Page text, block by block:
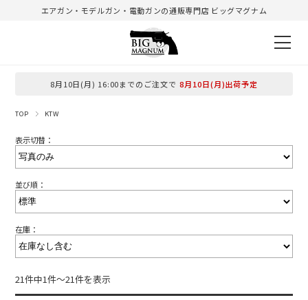
エアガン・モデルガン・電動ガンの通販専門店 ビッグマグナム
8月10日(月) 16:00までのご注文で 8月10日(月)出荷予定
TOP KTW
表示切替：
並び順：
在庫：
21件中1件～21件を表示